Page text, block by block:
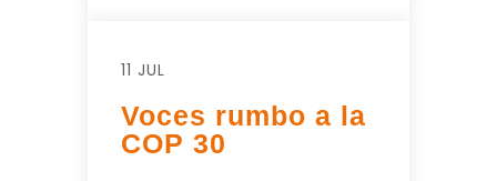
11 JUL
Voces rumbo a la
COP 30